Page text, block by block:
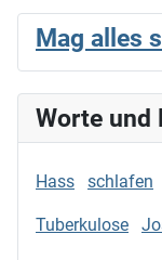
Mag alles
Worte und
Hass schlafen
Tuberkulose